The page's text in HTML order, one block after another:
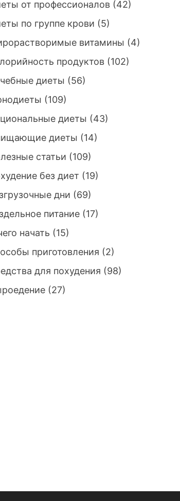
от профессионалов(42)
по группе крови (5)
витамины (4)
продуктов(102)
диеты (56)
(109)
диеты (43)
диеты (14)
статьи (109)
без диет (19)
дни (69)
питание(17)
начать (15)
приготовления (2)
для похудения (98)
(27)